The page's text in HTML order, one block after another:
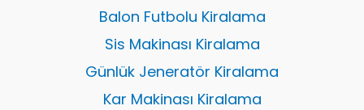
Balon Futbolu Kiralama
Sis Makinası Kiralama
Günlük Jeneratör Kiralama
Kar Makinası Kiralama